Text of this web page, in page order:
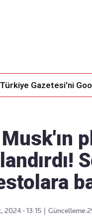
Türkiye Gazetesi'ni
2024 - 13:15 Güncelleme: